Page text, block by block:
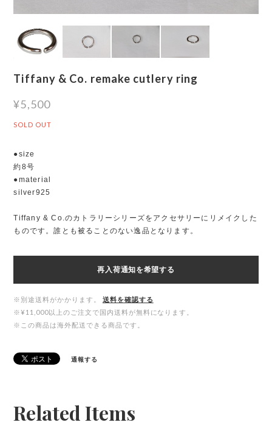
Tiffany & Co. remake cutlery ring
¥5,500
SOLD OUT
●size
約8号
●material
silver925
Tiffany & Co.のカトラリーシリーズをアクセサリーにリメイクした
ものです。誰とも被ることのない逸品となります。
再入荷通知を希望する
※別途送料がかかります。
送料を確認する
※¥11,000以上のご注文で国内送料が無料になります。
※この商品は海外配送できる商品です。
通報する
Related Items